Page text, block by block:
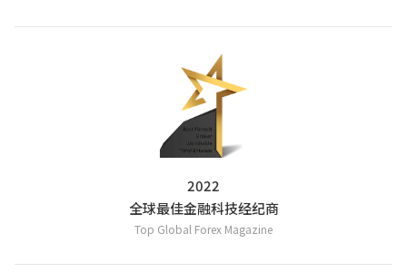
2022
全球最佳金融科技经纪商
Top Global Forex Magazine